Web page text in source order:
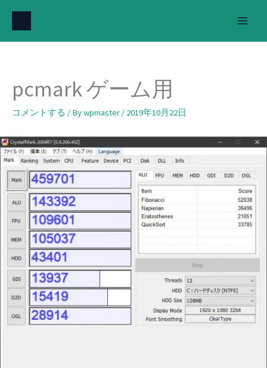
を
pcmark ゲーム用
コメントする / Bywpmaster / 2019年10月22日